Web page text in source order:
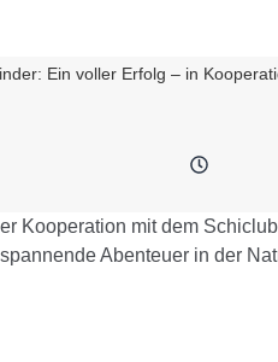
Ein voller Erfolg – in
Kooperation mit dem
Abenteuer in der